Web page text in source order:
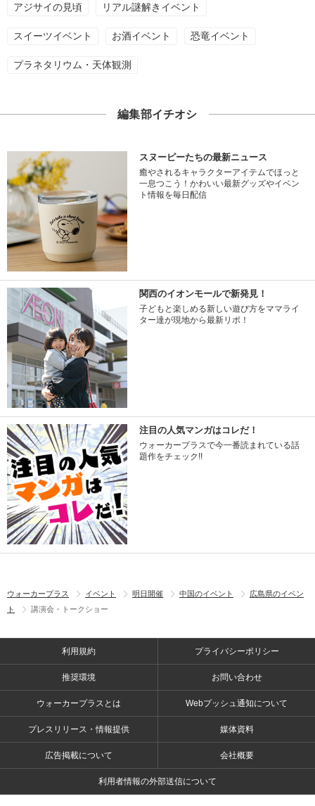
アジサイの見頃 リアル謎解きイベント
スイーツイベント お酒イベント 恐竜イベント
プラネタリウム・天体観測
編集部イチオシ
スヌーピーたちの最新ニュース
癒やされるキャラクターアイテムでほっと
一息つこう！かわいい最新グッズやイベン
ト情報を毎日配信
関西のイオンモールで新発見！
子どもと楽しめる新しい遊び方をママライ
ター達が現地から最新リポ！
注目の人気マンガはコレだ！
ウォーカープラスで今一番読まれている話
題作をチェック!!
ウォーカープラス イベント 明日開催 中国のイベント
広島県のイベン
ト
講演会・トークショー
利用規約 プライバシーポリシー
推奨環境 お問い合わせ
ウォーカープラスとは Webプッシュ通知について
プレスリリース・情報提供 媒体資料
広告掲載について 会社概要
利用者情報の外部送信について